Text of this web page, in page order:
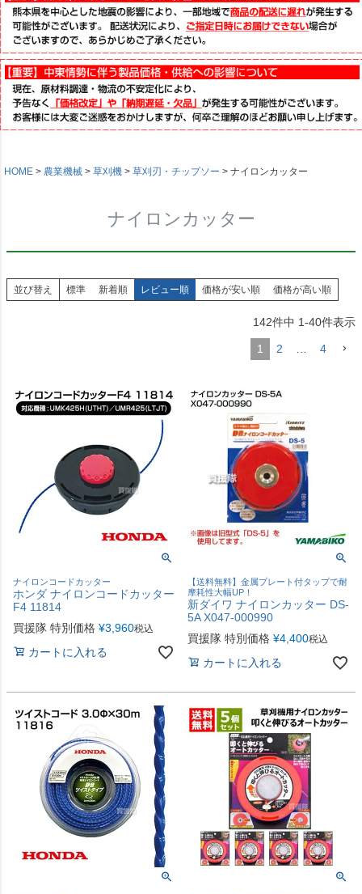
HOME 農業機械 草刈機 草刈刃・チップソー ナイロンカッター
ナイロンカッター
並び替え 標準 新着順 レビュー順 価格が安い順 価格が高い順
142件中 1-40件表示
1 2 4
ナイロンコードカッター
ホンダ ナイロンコードカッター
F4 11814
買援隊 特別価格 ¥3,960税込
カートに入れる
【送料無料】金属プレート付タップで耐
摩耗性大幅UP！
新ダイワ ナイロンカッター DS-
5A X047-000990
買援隊 特別価格 ¥4,400税込
カートに入れる